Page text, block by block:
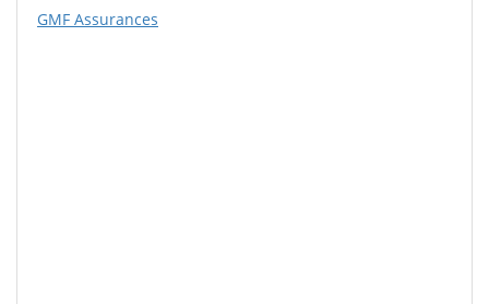
GMF Assurances